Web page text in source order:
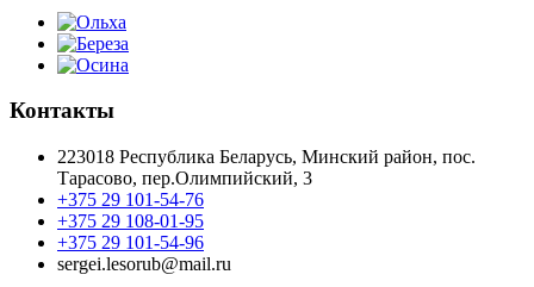
Контакты
223018 Республика Беларусь, Минский район, пос.
Тарасово, пер.Олимпийский, 3
+375 29 101-54-76
+375 29 108-01-95
+375 29 101-54-96
sergei.lesorub@mail.ru